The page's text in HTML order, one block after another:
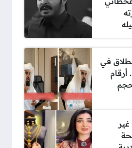
في
2025.. أرقام